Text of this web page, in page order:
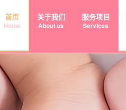
首页
Home
关于我们
About us
服务项目
Services